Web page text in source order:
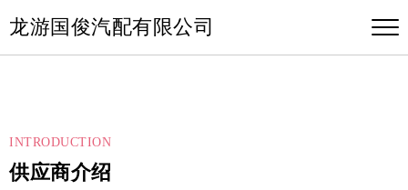
龙游国俊汽配有限公司
INTRODUCTION
供应商介绍